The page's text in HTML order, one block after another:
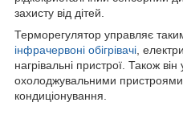
захисту від дітей.
Терморегулятор управляє
інфрачервоні обігрівачі ,
нагрівальні пристрої. Також
охолоджувальними
кондиціонування.